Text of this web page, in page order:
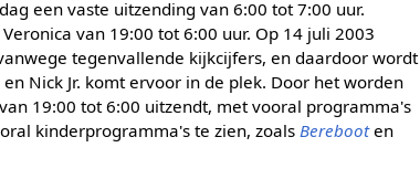
een vaste uitzending van 6:00 tot 7:00 uur.
van 19:00 tot 6:00 uur. Op 14 juli 2003
tegenvallende kijkcijfers, en daardoor wordt
Nick Jr. komt ervoor in de plek. Door het worden
19:00 tot 6:00 uitzendt, met vooral programma's
kinderprogramma's te zien, zoalsBerebooten